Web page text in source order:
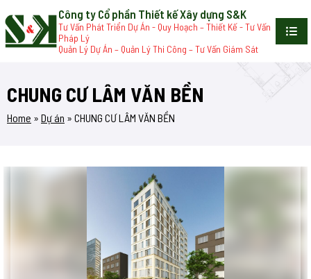
Công ty Cổ phần Thiết kế Xây dựng S&K
Tư Vấn Phát Triển Dự Án - Quy Hoạch – Thiết Kế - Tư Vấn
Pháp Lý
Quản Lý Dự Án – Quản Lý Thi Công – Tư Vấn Giám Sát
CHUNG CƯ LÂM VĂN BỀN
Home » Dự án » CHUNG CƯ LÂM VĂN BỀN